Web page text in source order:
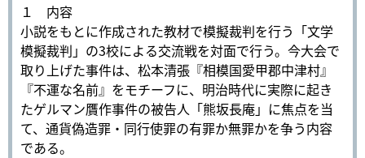
１ 内容
小説をもとに作成された教材で模擬裁判を行う「文学
模擬裁判」の3校による交流戦を対面で行う。今大会で
取り上げた事件は、松本清張『相模国愛甲郡中津村』
『不運な名前』をモチーフに、明治時代に実際に起き
たゲルマン贋作事件の被告人「熊坂長庵」に焦点を当
て、通貨偽造罪・同行使罪の有罪か無罪かを争う内容
である。